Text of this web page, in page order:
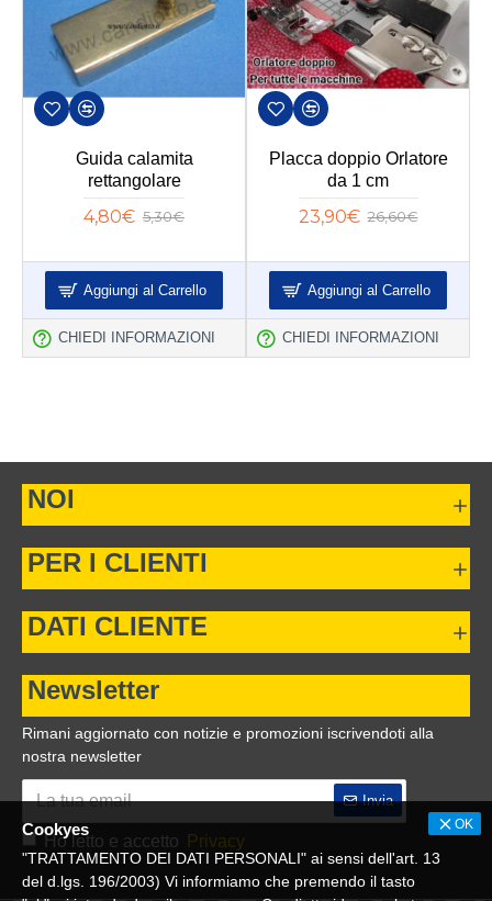
Guida calamita
rettangolare
4,80€ 5,30€
Aggiungi al Carrello
CHIEDI INFORMAZIONI
Placca doppio Orlatore
da 1 cm
23,90€ 26,60€
Aggiungi al Carrello
CHIEDI INFORMAZIONI
NOI
PER I CLIENTI
DATI CLIENTE
Newsletter
Rimani aggiornato con notizie e promozioni iscrivendoti alla
nostra newsletter
Invia
Ho letto e accetto Privacy
OK
Cookyes
"TRATTAMENTO DEI DATI PERSONALI" ai sensi dell'art. 13
del d.lgs. 196/2003) Vi informiamo che premendo il tasto